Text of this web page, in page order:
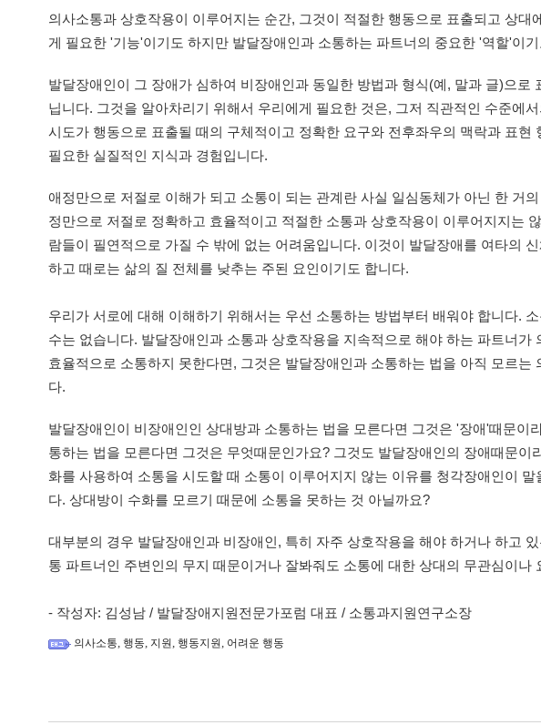
의사소통과 상호작용이 이루어지는 순간, 그것이 적절한 행동으로 표출되고 상대
게 필요한 '기능'이기도 하지만 발달장애인과 소통하는 파트너의 중요한 '역할'이
발달장애인이 그 장애가 심하여 비장애인과 동일한 방법과 형식(예, 말과 글)으로
닙니다. 그것을 알아차리기 위해서 우리에게 필요한 것은, 그저 직관적인 수준에
시도가 행동으로 표출될 때의 구체적이고 정확한 요구와 전후좌우의 맥락과 표현
애정만으로 저절로 이해가 되고 소통이 되는 관계란 사실 일심동체가 아닌 한 거
정만으로 저절로 정확하고 효율적이고 적절한 소통과 상호작용이 이루어지지는
람들이 필연적으로 가질 수 밖에 없는 어려움입니다. 이것이 발달장애를 여타의
우리가 서로에 대해 이해하기 위해서는 우선 소통하는 방법부터 배워야 합니다.
수는 없습니다. 발달장애인과 소통과 상호작용을 지속적으로 해야 하는 파트너가
효율적으로 소통하지 못한다면, 그것은 발달장애인과 소통하는 법을 아직 모르는
다.
발달장애인이 비장애인인 상대방과 소통하는 법을 모른다면 그것은 '장애'때문이
통하는 법을 모른다면 그것은 무엇때문인가요? 그것도 발달장애인의 장애때문
화를 사용하여 소통을 시도할 때 소통이 이루어지지 않는 이유를 청각장애인이
다. 상대방이 수화를 모르기 때문에 소통을 못하는 것 아닐까요?
대부분의 경우 발달장애인과 비장애인, 특히 자주 상호작용을 해야 하거나 하고
통 파트너인 주변인의 무지 때문이거나 잘봐줘도 소통에 대한 상대의 무관심이나
- 작성자: 김성남 / 발달장애지원전문가포럼 대표 / 소통과지원연구소장
의사소통, 행동, 지원, 행동지원, 어려운 행동